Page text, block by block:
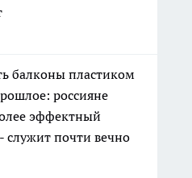
балконы пластиком
россияне
эффектный
служит почти вечно